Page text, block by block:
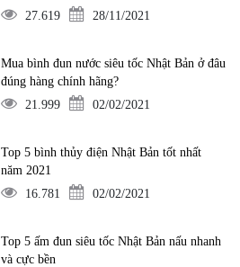
27.619
28/11/2021
Mua bình đun nước siêu tốc Nhật Bản ở đâu
đúng hàng chính hãng?
21.999
02/02/2021
Top 5 bình thủy điện Nhật Bản tốt nhất
năm 2021
16.781
02/02/2021
Top 5 ấm đun siêu tốc Nhật Bản nấu nhanh
và cực bền